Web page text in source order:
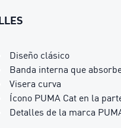
Diseño clásico
Banda interna que
Visera curva
Ícono PUMA Cat en la
Detalles de la marca